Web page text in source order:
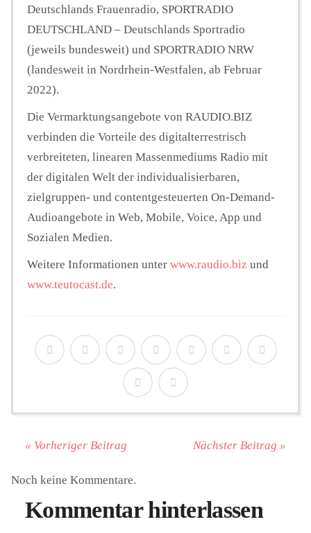
Deutschlands Frauenradio, SPORTRADIO
DEUTSCHLAND – Deutschlands Sportradio
(jeweils bundesweit) und SPORTRADIO NRW
(landesweit in Nordrhein-Westfalen, ab Februar
2022).
Die Vermarktungsangebote von RAUDIO.BIZ
verbinden die Vorteile des digitalterrestrisch
verbreiteten, linearen Massenmediums Radio mit
der digitalen Welt der individualisierbaren,
zielgruppen- und contentgesteuerten On-Demand-
Audioangebote in Web, Mobile, Voice, App und
Sozialen Medien.
Weitere Informationen unter www.raudio.biz und
www.teutocast.de.
« Vorheriger Beitrag Nächster Beitrag »
Noch keine Kommentare.
Kommentar hinterlassen